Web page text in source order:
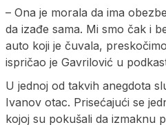
– Ona je morala da ima
da izađe sama. Mi smo čak i
auto koji je čuvala,
ispričao je Gavrilović u
U jednoj od takvih anegdota
Ivanov otac. Prisećajući se
kojoj su pokušali da izmaknu